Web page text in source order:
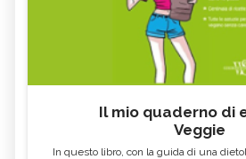
Il mio quaderno di
Veggie
In questo libro, con la guida di una